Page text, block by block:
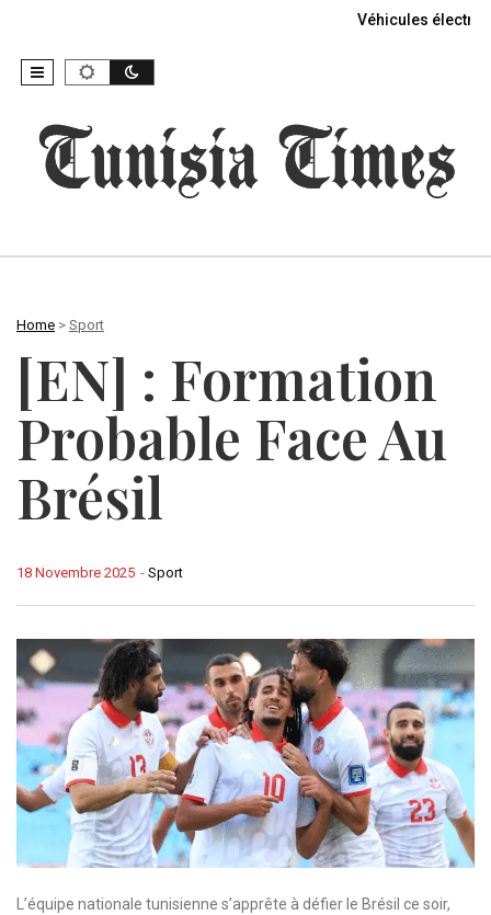
Véhicules
Home > Sport
[EN] : Formation
Probable Face Au
Brésil
- Sport
18 Novembre 2025
L’équipe nationale tunisienne s’apprête à défier le Brésil ce soir,